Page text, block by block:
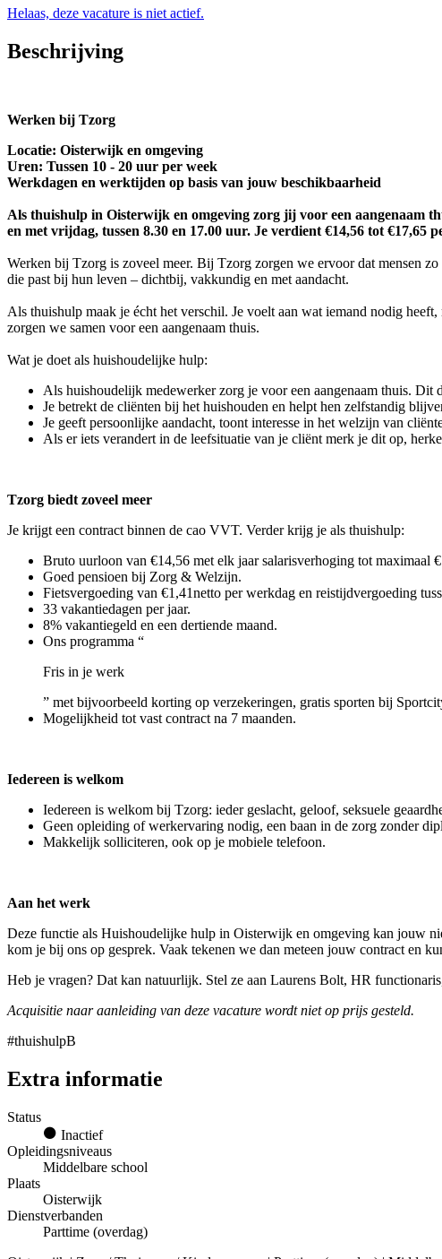
Helaas, deze vacature is niet actief.
Beschrijving
Werken bij Tzorg
Locatie: Oisterwijk en omgeving
Uren: Tussen 10 - 20 uur per week
Werkdagen en werktijden op basis van jouw beschikbaarheid
Als thuishulp in Oisterwijk en omgeving zorg jij voor een aangenaam
en met vrijdag, tussen 8.30 en 17.00 uur. Je verdient €14,56 tot €17,65
Werken bij Tzorg is zoveel meer. Bij Tzorg zorgen we ervoor dat mensen
die past bij hun leven – dichtbij, vakkundig en met aandacht.
Als thuishulp maak je écht het verschil. Je voelt aan wat iemand nodig
zorgen we samen voor een aangenaam thuis.
Wat je doet als huishoudelijke hulp:
Als huishoudelijk medewerker zorg je voor een aangenaam thuis. Dit
Je betrekt de cliënten bij het huishouden en helpt hen zelfstandig
Je geeft persoonlijke aandacht, toont interesse in het welzijn van
Als er iets verandert in de leefsituatie van je cliënt merk je dit op,
Tzorg biedt zoveel meer
Je krijgt een contract binnen de cao VVT. Verder krijg je als thuishulp:
Bruto uurloon van €14,56 met elk jaar salarisverhoging tot maximaal
Goed pensioen bij Zorg & Welzijn.
Fietsvergoeding van €1,41netto per werkdag en reistijdvergoeding
33 vakantiedagen per jaar.
8% vakantiegeld en een dertiende maand.
Ons programma “
Fris in je werk
” met bijvoorbeeld korting op verzekeringen, gratis sporten bij
Mogelijkheid tot vast contract na 7 maanden.
Iedereen is welkom
Iedereen is welkom bij Tzorg: ieder geslacht, geloof, seksuele
Geen opleiding of werkervaring nodig, een baan in de zorg zonder
Makkelijk solliciteren, ook op je mobiele telefoon.
Aan het werk
Deze functie als Huishoudelijke hulp in Oisterwijk en omgeving kan jouw
kom je bij ons op gesprek. Vaak tekenen we dan meteen jouw contract en
Heb je vragen? Dat kan natuurlijk. Stel ze aan Laurens Bolt, HR
Acquisitie naar aanleiding van deze vacature wordt niet op prijs gesteld.
#thuishulpB
Extra informatie
Status
Inactief
Opleidingsniveaus
Middelbare school
Plaats
Oisterwijk
Dienstverbanden
Parttime (overdag)